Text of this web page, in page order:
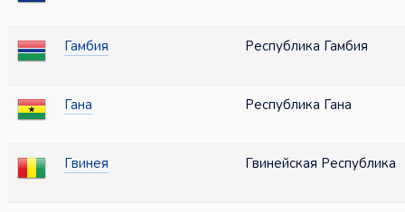
Гамбия Республика Гамбия
Гана Республика Гана
Гвинея Гвинейская Республика